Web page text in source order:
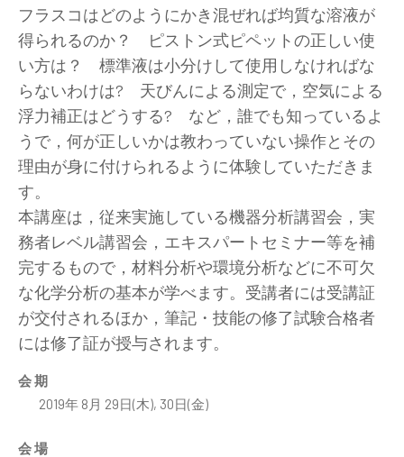
フラスコはどのようにかき混ぜれば均質な溶液が
得られるのか？ ピストン式ピペットの正しい使
い方は？ 標準液は小分けして使用しなければな
らないわけは? 天びんによる測定で，空気による
浮力補正はどうする? など，誰でも知っているよ
うで，何が正しいかは教わっていない操作とその
理由が身に付けられるように体験していただきま
す。
本講座は，従来実施している機器分析講習会，実
務者レベル講習会，エキスパートセミナー等を補
完するもので，材料分析や環境分析などに不可欠
な化学分析の基本が学べます。受講者には受講証
が交付されるほか，筆記・技能の修了試験合格者
には修了証が授与されます。
会 期
2019年 8月 29日(木), 30日(金)
会 場